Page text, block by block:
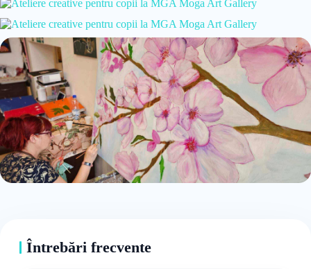
Întrebări frecvente